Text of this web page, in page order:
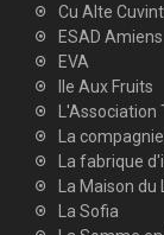
Cu Alte
ESAD Amiens
EVA
Ile Aux Fruits
L'Association
La
La fabrique
La Maison du
La Sofia